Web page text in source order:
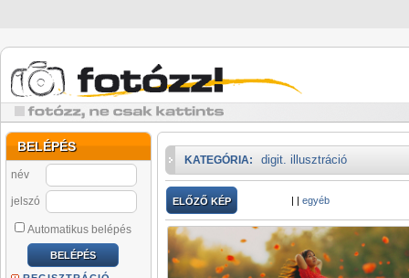
BELÉPÉS
név
jelszó
Automatikus belépés
KATEGÓRIA: digit. illusztráció
ELŐZŐ KÉP | | egyéb